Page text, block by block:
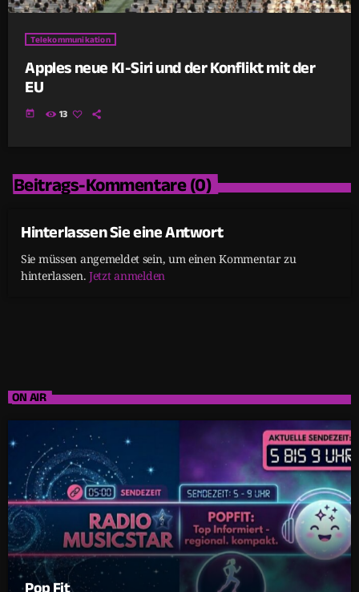
Telekommunikation
Apples neue KI-Siri und der Konflikt mit der
EU
today 13
Beitrags-Kommentare (0)
Hinterlassen Sie eine Antwort
Sie müssen angemeldet sein, um einen Kommentar zu
hinterlassen. Jetzt anmelden
ON AIR
Pop Fit